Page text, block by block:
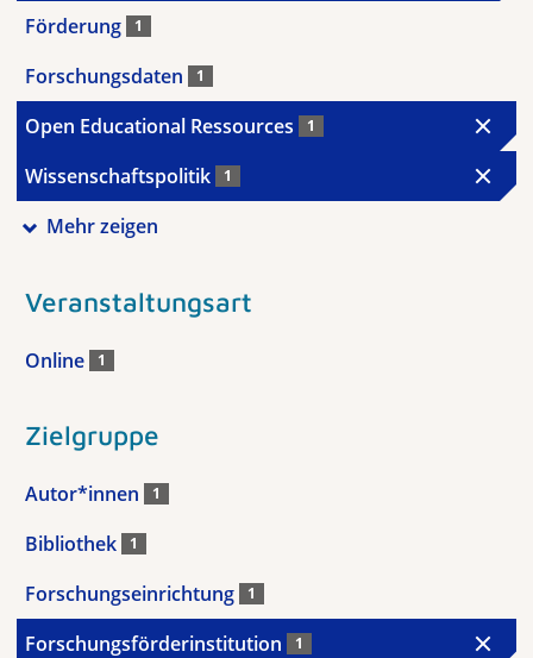
Förderung 1
Forschungsdaten 1
Open Educational Ressources 1
Wissenschaftspolitik 1
Mehr zeigen
Veranstaltungsart
Online 1
Zielgruppe
Autor*innen 1
Bibliothek 1
Forschungseinrichtung 1
Forschungsförderinstitution 1